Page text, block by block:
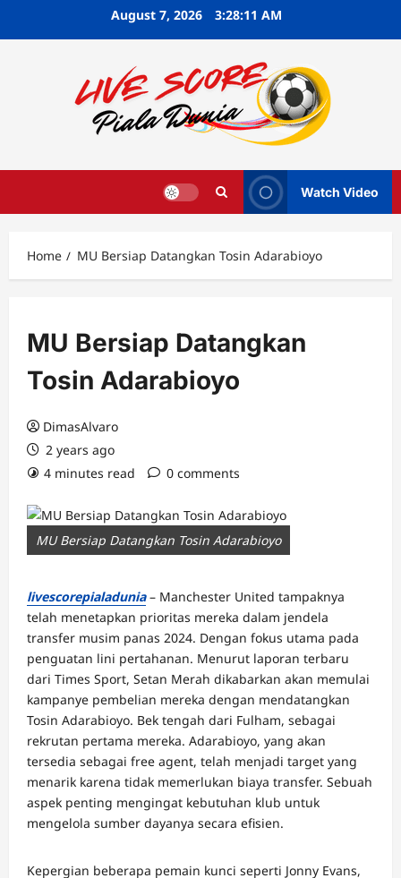
August 7, 2026 3:28:12 AM
Watch Video
Home MU Bersiap Datangkan Tosin Adarabioyo
MU Bersiap Datangkan
Tosin Adarabioyo
DimasAlvaro
2 years ago
4 minutes read
0 comments
MU Bersiap Datangkan Tosin Adarabioyo
livescorepialadunia– Manchester United tampaknya
telah menetapkan prioritas mereka dalam jendela
transfer musim panas 2024. Dengan fokus utama pada
penguatan lini pertahanan. Menurut laporan terbaru
dari Times Sport, Setan Merah dikabarkan akan memulai
kampanye pembelian mereka dengan mendatangkan
Tosin Adarabioyo. Bek tengah dari Fulham, sebagai
rekrutan pertama mereka. Adarabioyo, yang akan
tersedia sebagai free agent, telah menjadi target yang
menarik karena tidak memerlukan biaya transfer. Sebuah
aspek penting mengingat kebutuhan klub untuk
mengelola sumber dayanya secara efisien.
Kepergian beberapa pemain kunci seperti Jonny Evans,